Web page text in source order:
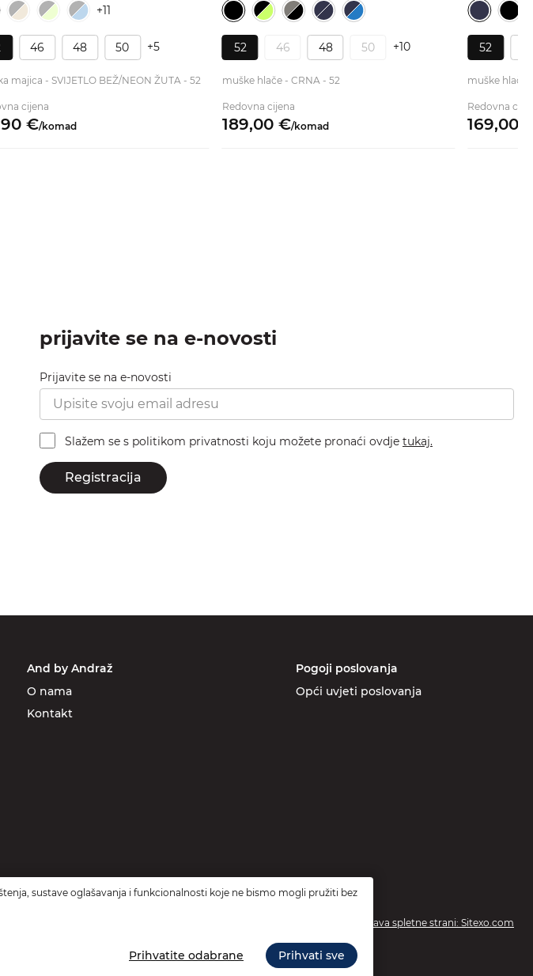
+11
46 48 50 +5
majica - SVIJETLO BEŽ/NEON ŽUTA - 52
cijena
90 €/komad
52 46 48 50 +10
muške hlače - CRNA - 52
Redovna cijena
189,00 €/komad
52
muške hlače
Redovna
169,00
prijavite se na e-novosti
Prijavite se na e-novosti
Slažem se s politikom privatnosti koju možete pronaći ovdje tukaj.
Registracija
And by Andraž
O nama
Kontakt
Pogoji poslovanja
Opći uvjeti poslovanja
Izdelava spletne strani: Sitexo.com
sustave oglašavanja i funkcionalnosti koje ne bismo mogli pružiti bez
Prihvatite odabrane Prihvati sve